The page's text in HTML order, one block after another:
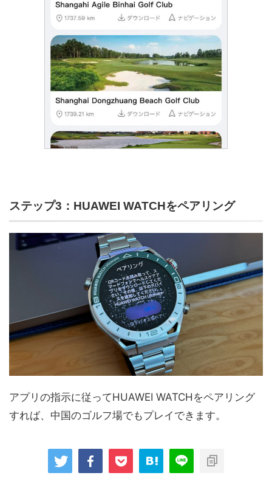
ステップ3：HUAWEI WATCHをペアリング
アプリの指示に従ってHUAWEI WATCHをペアリング
すれば、中国のゴルフ場でもプレイできます。